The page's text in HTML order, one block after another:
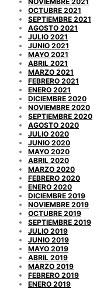
OCTUBRE 2021
SEPTIEMBRE 2021
AGOSTO 2021
JULIO 2021
JUNIO 2021
MAYO 2021
ABRIL 2021
MARZO 2021
FEBRERO 2021
ENERO 2021
DICIEMBRE 2020
NOVIEMBRE 2020
SEPTIEMBRE 2020
AGOSTO 2020
JULIO 2020
JUNIO 2020
MAYO 2020
ABRIL 2020
MARZO 2020
FEBRERO 2020
ENERO 2020
DICIEMBRE 2019
NOVIEMBRE 2019
OCTUBRE 2019
SEPTIEMBRE 2019
JULIO 2019
JUNIO 2019
MAYO 2019
ABRIL 2019
MARZO 2019
FEBRERO 2019
ENERO 2019